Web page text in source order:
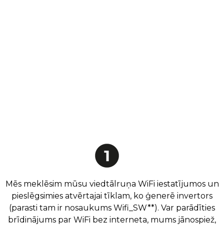
Mēs meklēsim mūsu viedtālruņa WiFi iestatījumos un
pieslēgsimies atvērtajai tīklam, ko ģenerē invertors
(parasti tam ir nosaukums Wifi_SW**). Var parādīties
brīdinājums par WiFi bez interneta, mums jānospiež,